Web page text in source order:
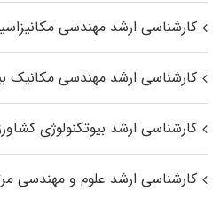
کارشناسی ارشد مهندسی
کارشناسی ارشد مهندسی مکانیک
کارشناسی ارشد بیوتکنولوژی
کارشناسی ارشد علوم و مهندسی